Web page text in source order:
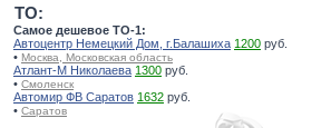
TO:
Самое дешевое ТО-1:
Автоцентр Немецкий Дом, г.Балашиха 1200 руб.
• Москва, Московская область
Атлант-М Николаева 1300 руб.
• Смоленск
Автомир ФВ Саратов 1632 руб.
• Саратов